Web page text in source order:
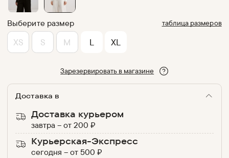
Выберите размер таблица размеров
XS S M L XL
Зарезервировать в магазине
Доставка в
Доставка курьером
завтра –от200 ₽
Курьерская-Экспресс
сегодня –от500 ₽